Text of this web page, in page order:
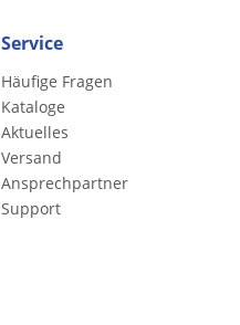
Service
Häufige Fragen
Kataloge
Aktuelles
Versand
Ansprechpartner
Support